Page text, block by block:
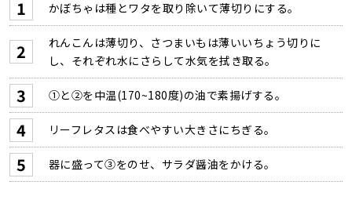
かぼちゃは種とワタを取り除いて薄切りにする。
れんこんは薄切り、さつまいもは薄いいちょう切りに
し、それぞれ水にさらして水気を拭き取る。
①と②を中温(170~180度)の油で素揚げする。
リーフレタスは食べやすい大きさにちぎる。
器に盛って③をのせ、サラダ醤油をかける。